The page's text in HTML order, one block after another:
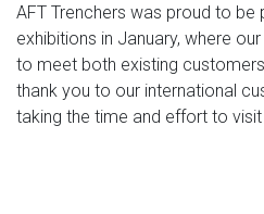
AFT Trenchers was proud to
exhibitions in January, where
to meet both existing
thank you to our international
taking the time and effort to visit